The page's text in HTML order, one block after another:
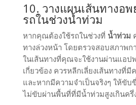
10. วางแผนเส้นทางอ
รถในช่วงน้ำท่วม
หากคุณต้องใช้รถในช่วงที่ น้ำท่วม
ทางล่วงหน้า โดยตรวจสอบสภาพก
ในเส้นทางที่คุณจะใช้งานผ่านแอป
เกี่ยวข้อง ควรหลีกเลี่ยงเส้นทางที่มี
และหากมีความจำเป็นจริงๆ ให้ขับ
ไม่ขับผ่านพื้นที่ที่มีน้ำท่วมสูงเกินครึ่